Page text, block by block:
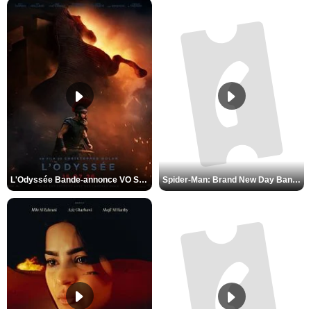
L'Odyssée Bande-annonce VO STFR Spider-Man: Brand New Day Bande-annonce VO STFR